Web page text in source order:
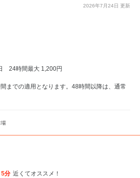
2026年7月24日 更新
24時間最大 1,200円
までの適用となります。48時間以降は、通常
場
分 近くてオススメ！